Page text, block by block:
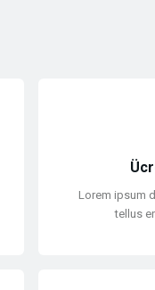
Lorem ipsum
tellus